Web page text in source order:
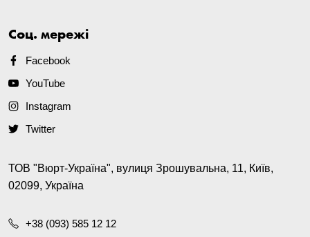
Соц. мережі
Facebook
YouTube
Instagram
Twitter
ТОВ "Вюрт-Україна", вулиця Зрошувальна, 11, Київ,
02099, Україна
+38 (093) 585 12 12